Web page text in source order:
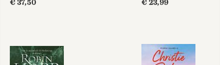
€ 37,50 € 23,99